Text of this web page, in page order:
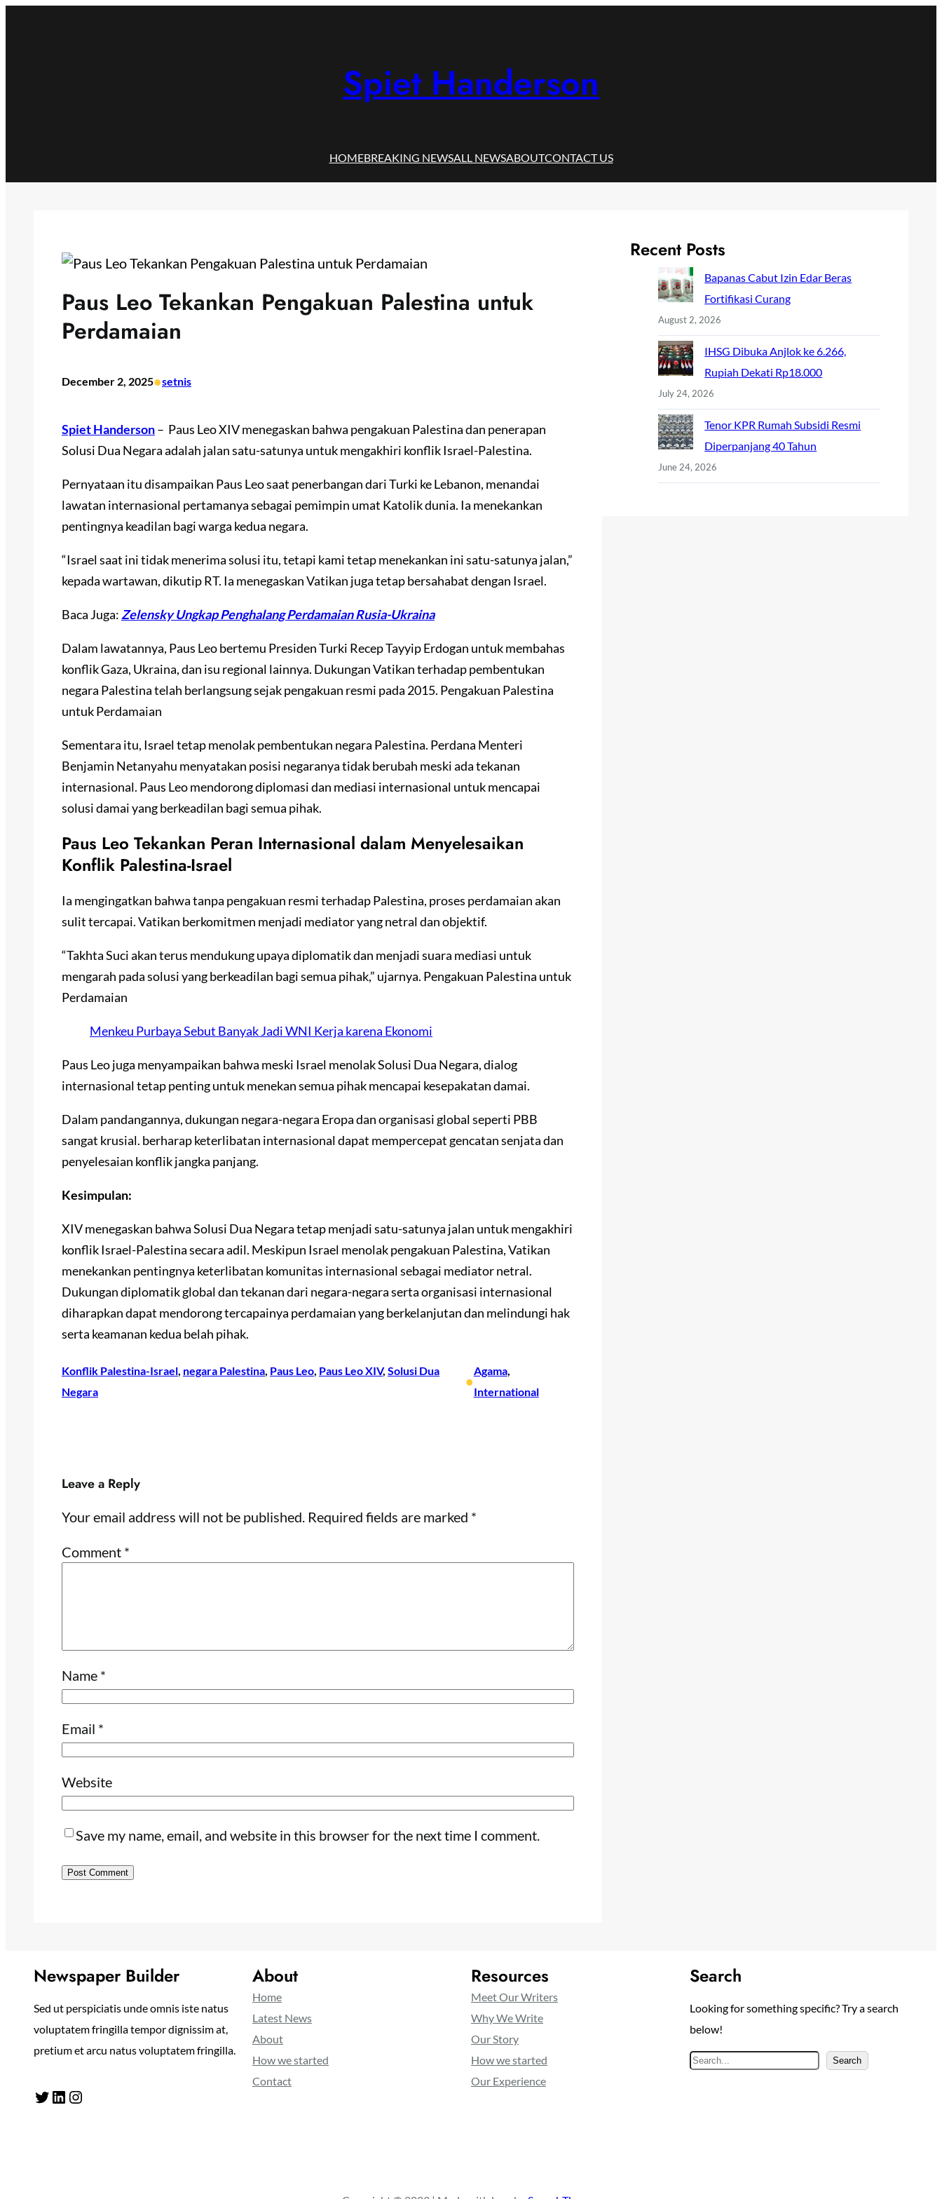
Spiet Handerson
HOMEBREAKING NEWSALL NEWSABOUTCONTACT US
Paus Leo Tekankan Pengakuan Palestina untuk
Perdamaian
December 2, 2025•setnis
Spiet Handerson– Paus Leo XIV menegaskan bahwa pengakuan Palestina dan penerapan
Solusi Dua Negara adalah jalan satu-satunya untuk mengakhiri konflik Israel-Palestina.
Pernyataan itu disampaikan Paus Leo saat penerbangan dari Turki ke Lebanon, menandai
lawatan internasional pertamanya sebagai pemimpin umat Katolik dunia. Ia menekankan
pentingnya keadilan bagi warga kedua negara.
“Israel saat ini tidak menerima solusi itu, tetapi kami tetap menekankan ini satu-satunya jalan,”
kepada wartawan, dikutip RT. Ia menegaskan Vatikan juga tetap bersahabat dengan Israel.
Baca Juga: Zelensky Ungkap Penghalang Perdamaian Rusia-Ukraina
Dalam lawatannya, Paus Leo bertemu Presiden Turki Recep Tayyip Erdogan untuk membahas
konflik Gaza, Ukraina, dan isu regional lainnya. Dukungan Vatikan terhadap pembentukan
negara Palestina telah berlangsung sejak pengakuan resmi pada 2015. Pengakuan Palestina
untuk Perdamaian
Sementara itu, Israel tetap menolak pembentukan negara Palestina. Perdana Menteri
Benjamin Netanyahu menyatakan posisi negaranya tidak berubah meski ada tekanan
internasional. Paus Leo mendorong diplomasi dan mediasi internasional untuk mencapai
solusi damai yang berkeadilan bagi semua pihak.
Paus Leo Tekankan Peran Internasional dalam Menyelesaikan
Konflik Palestina-Israel
Ia mengingatkan bahwa tanpa pengakuan resmi terhadap Palestina, proses perdamaian akan
sulit tercapai. Vatikan berkomitmen menjadi mediator yang netral dan objektif.
“Takhta Suci akan terus mendukung upaya diplomatik dan menjadi suara mediasi untuk
mengarah pada solusi yang berkeadilan bagi semua pihak,” ujarnya. Pengakuan Palestina untuk
Perdamaian
Menkeu Purbaya Sebut Banyak Jadi WNI Kerja karena Ekonomi
Paus Leo juga menyampaikan bahwa meski Israel menolak Solusi Dua Negara, dialog
internasional tetap penting untuk menekan semua pihak mencapai kesepakatan damai.
Dalam pandangannya, dukungan negara-negara Eropa dan organisasi global seperti PBB
sangat krusial. berharap keterlibatan internasional dapat mempercepat gencatan senjata dan
penyelesaian konflik jangka panjang.
Kesimpulan:
XIV menegaskan bahwa Solusi Dua Negara tetap menjadi satu-satunya jalan untuk mengakhiri
konflik Israel-Palestina secara adil. Meskipun Israel menolak pengakuan Palestina, Vatikan
menekankan pentingnya keterlibatan komunitas internasional sebagai mediator netral.
Dukungan diplomatik global dan tekanan dari negara-negara serta organisasi internasional
diharapkan dapat mendorong tercapainya perdamaian yang berkelanjutan dan melindungi hak
serta keamanan kedua belah pihak.
Konflik Palestina-Israel, negara Palestina, Paus Leo, Paus Leo XIV, Solusi Dua
Negara
•
Agama
International
Leave a Reply
Your email address will not be published. Required fields are marked *
Comment *
Name *
Email *
Website
Save my name, email, and website in this browser for the next time I comment.
Recent Posts
Bapanas Cabut Izin Edar Beras
Fortifikasi Curang
August 2, 2026
IHSG Dibuka Anjlok ke 6.266,
Rupiah Dekati Rp18.000
July 24, 2026
Tenor KPR Rumah Subsidi Resmi
Diperpanjang 40 Tahun
June 24, 2026
Newspaper Builder
Sed ut perspiciatis unde omnis iste natus
voluptatem fringilla tempor dignissim at,
pretium et arcu natus voluptatem fringilla.
Twitter LinkedIn Instagram
About
Home
Latest News
About
How we started
Contact
Resources
Meet Our Writers
Why We Write
Our Story
How we started
Our Experience
Search
Looking for something specific? Try a search
below!
S
Search